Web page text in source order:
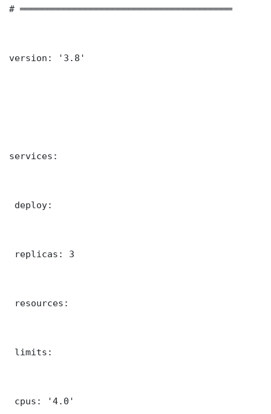
# ═══════════════════════════════════════
version: '3.8'
services:
deploy:
replicas: 3
resources:
limits:
cpus: '4.0'